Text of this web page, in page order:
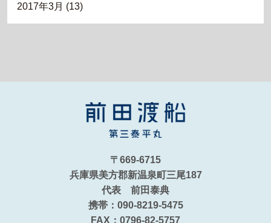
2017年3月 (13)
〒669-6715
兵庫県美方郡新温泉町三尾187
代表 前田泰典
携帯：090-8219-5475
FAX：0796-82-5757